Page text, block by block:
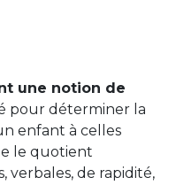
une notion de
pour déterminer la
enfant à celles
le quotient
verbales, de rapidité,